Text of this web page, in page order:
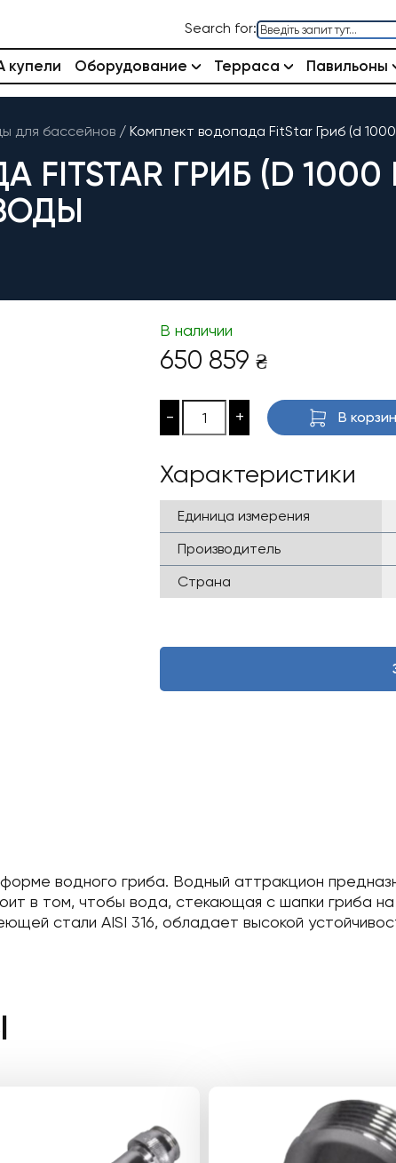
Search for:
купели Оборудование Терраса Павильоны
для бассейнов / Комплект водопада FitStar Гриб (d
FITSTAR ГРИБ (D
В наличии
650 859 ₴
- + В
Характеристики
Единица измерения
Производитель
Страна
водного гриба. Водный аттракцион
в том, чтобы вода, стекающая с шапки гриба
стали AISI 316, обладает высокой